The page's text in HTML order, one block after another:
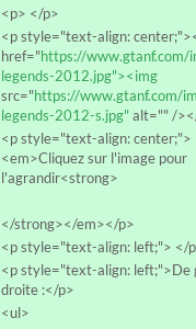
<p> </p>
<p style="text-align:
href="https://www.gtanf.com/
legends-2012.jpg"><img
src="https://www.gtanf.com/
legends-2012-s.jpg"alt="" /
<p style="text-align: center;">
<em>Cliquez sur l'image pour
l'agrandir<strong>
</strong></em></p>
<p style="text-align: left;"> </
<p style="text-align: left;">De
droite :</p>
<ul>